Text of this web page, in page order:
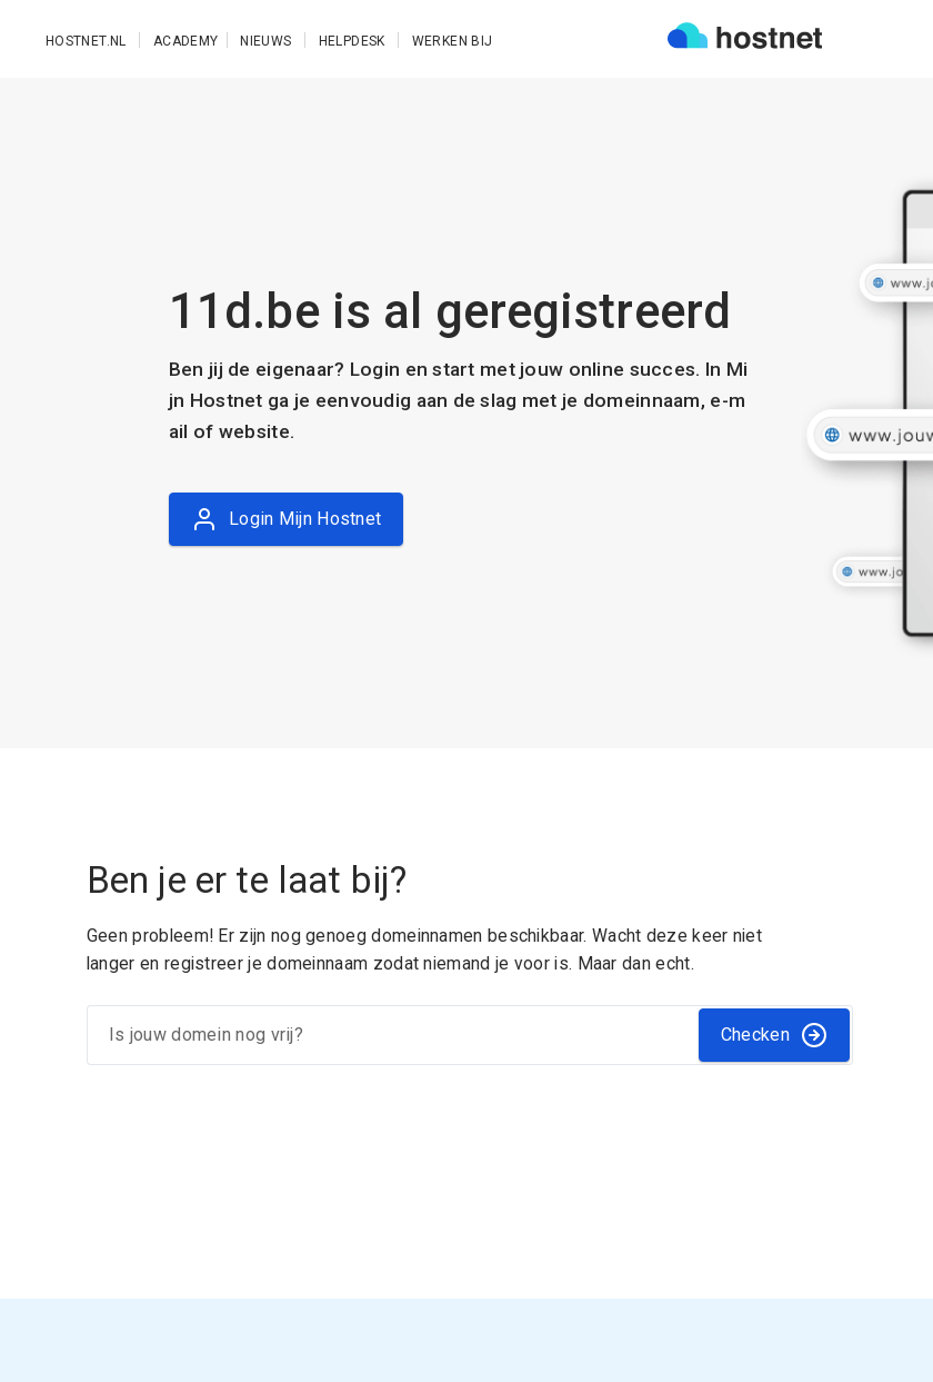
HOSTNET.NL ACADEMY NIEUWS HELPDESK WERKEN BIJ
11d.be is al geregistreerd
Ben jij de eigenaar? Login en start met jouw online succes. In Mi
jn Hostnet ga je eenvoudig aan de slag met je domeinnaam, e-m
ail of website.
Login Mijn Hostnet
Ben je er te laat bij?
Geen probleem! Er zijn nog genoeg domeinnamen beschikbaar. Wacht deze keer niet
langer en registreer je domeinnaam zodat niemand je voor is. Maar dan echt.
Checken